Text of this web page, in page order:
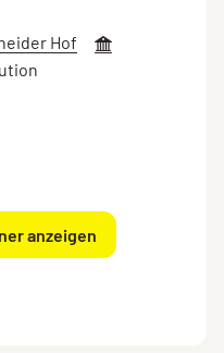
Hof
anzeigen